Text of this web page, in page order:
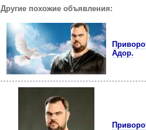
Другие похожие объявления:
Адор.